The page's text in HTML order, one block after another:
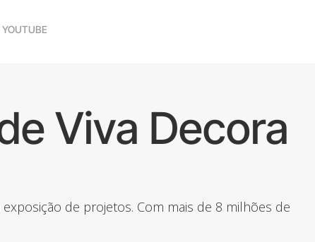
YOUTUBE
Viva Decora
de projetos. Com mais de 8 milhões de